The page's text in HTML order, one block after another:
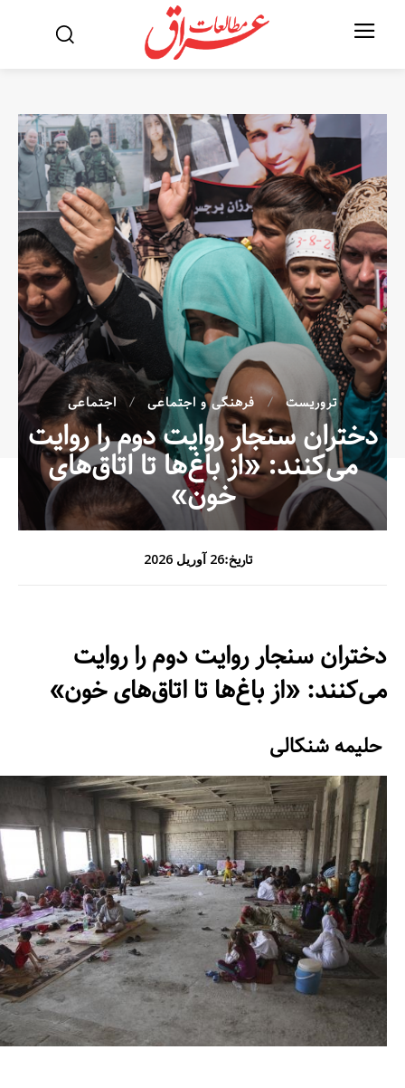
تروریست فرهنگی و اجتماعی اجتماعی
دختران سنجار روایت دوم را روایت
می‌کنند: «از باغ‌ها تا اتاق‌های
خون»
تاریخ:26 آوریل 2026
دختران سنجار روایت دوم را روایت
می‌کنند: «از باغ‌ها تا اتاق‌های خون»
حلیمه شنکالی